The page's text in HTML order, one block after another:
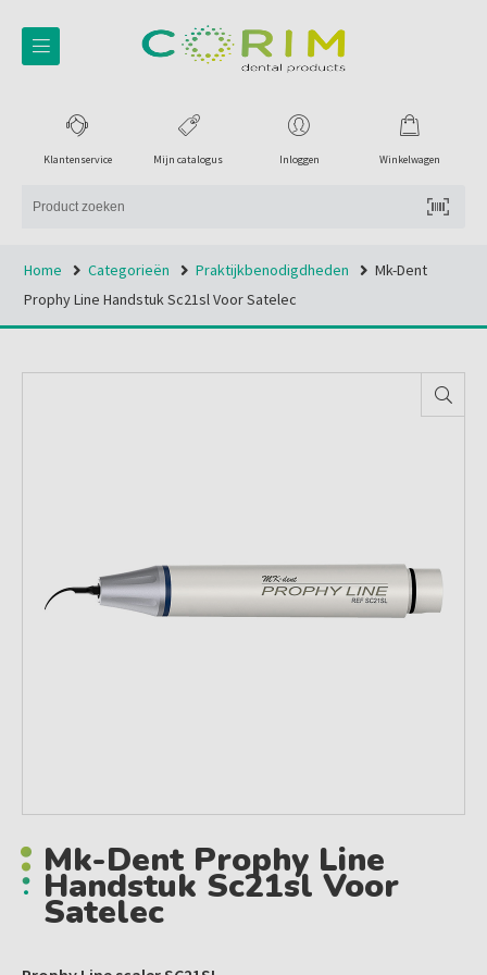
Winkelwagen
Inloggen
Mijn catalogus
Klantenservice
Home Categorieën Praktijkbenodigdheden
Mk-Dent
Prophy Line Handstuk Sc21sl Voor Satelec
Mk-Dent Prophy Line
Handstuk Sc21sl Voor
Satelec